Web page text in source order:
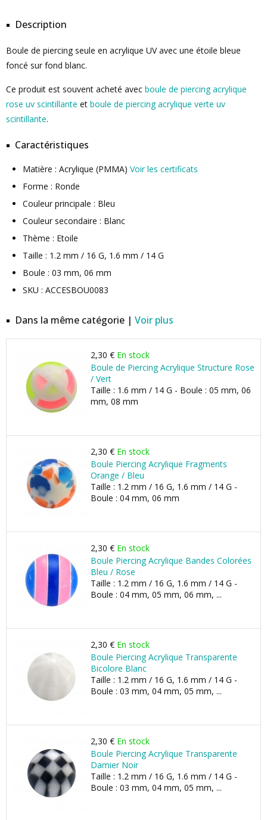
Description
Boule de piercing seule en acrylique UV avec une étoile bleue
foncé sur fond blanc.
Ce produit est souvent acheté avec boule de piercing acrylique
rose uv scintillante et boule de piercing acrylique verte uv
scintillante.
Caractéristiques
Matière : Acrylique (PMMA) Voir les certificats
Forme : Ronde
Couleur principale : Bleu
Couleur secondaire : Blanc
Thème : Etoile
Taille : 1.2 mm / 16 G, 1.6 mm / 14 G
Boule : 03 mm, 06 mm
SKU : ACCESBOU0083
Dans la même catégorie | Voir plus
2,30 € En stock
Boule de Piercing Acrylique Structure Rose
/ Vert
Taille : 1.6 mm / 14 G - Boule : 05 mm, 06
mm, 08 mm
2,30 € En stock
Boule Piercing Acrylique Fragments
Orange / Bleu
Taille : 1.2 mm / 16 G, 1.6 mm / 14 G -
Boule : 04 mm, 06 mm
2,30 € En stock
Boule Piercing Acrylique Bandes Colorées
Bleu / Rose
Taille : 1.2 mm / 16 G, 1.6 mm / 14 G -
Boule : 04 mm, 05 mm, 06 mm, ...
2,30 € En stock
Boule Piercing Acrylique Transparente
Bicolore Blanc
Taille : 1.2 mm / 16 G, 1.6 mm / 14 G -
Boule : 03 mm, 04 mm, 05 mm, ...
2,30 € En stock
Boule Piercing Acrylique Transparente
Damier Noir
Taille : 1.2 mm / 16 G, 1.6 mm / 14 G -
Boule : 03 mm, 04 mm, 05 mm, ...